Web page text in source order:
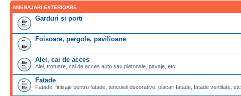
AMENAJARI EXTERIOARE
Garduri si porti
Foisoare, pergole, pavilioane
Alei, cai de acces
Alei, trotuare, cai de acces auto sau pietonale, pavaje, etc.
Fatade
Fatade, finisaje pentru fatade, tencuieli decorative, placari fatade, fatade ventilate, etc.